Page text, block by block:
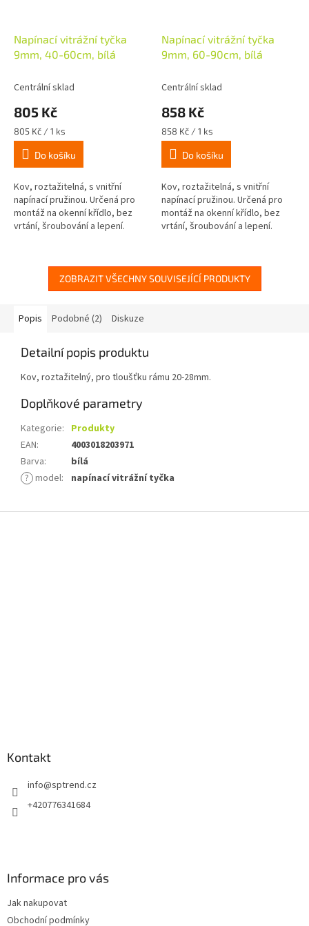
Napínací vitrážní tyčka
9mm, 40-60cm, bílá
Centrální sklad
805 Kč
Měrná
cena:
805 Kč / 1 ks
Do košíku
Kov, roztažitelná, s vnitřní
napínací pružinou. Určená pro
montáž na okenní křídlo, bez
vrtání, šroubování a lepení.
Napínací vitrážní tyčka
9mm, 60-90cm, bílá
Centrální sklad
858 Kč
Měrná
cena:
858 Kč / 1 ks
Do košíku
Kov, roztažitelná, s vnitřní
napínací pružinou. Určená pro
montáž na okenní křídlo, bez
vrtání, šroubování a lepení.
ZOBRAZIT VŠECHNY SOUVISEJÍCÍ PRODUKTY
Popis Podobné (2) Diskuze
Detailní popis produktu
Kov, roztažitelný, pro tloušťku rámu 20-28mm.
Doplňkové parametry
Kategorie: Produkty
EAN:
4003018203971
Barva:
bílá
? model: napínací vitrážní tyčka
Kontakt
info@sptrend.cz
+420776341684
Informace pro vás
Jak nakupovat
Obchodní podmínky